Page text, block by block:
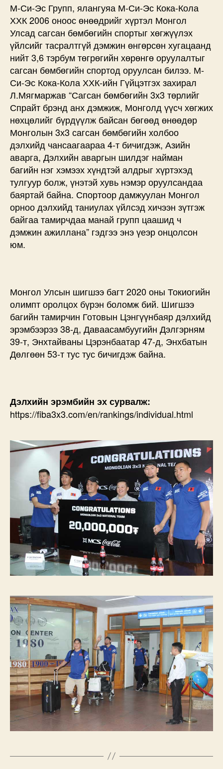
М-Си-Эс Групп, ялангуяа М-Си-Эс Кока-Кола
ХХК 2006 оноос өнөөдрийг хүртэл Монгол
Улсад сагсан бөмбөгийн спортыг хөгжүүлэх
үйлсийг тасралтгүй дэмжин өнгөрсөн хугацаанд
нийт 3,6 тэрбум төгрөгийн хөрөнгө оруулалтыг
сагсан бөмбөгийн спортод оруулсан билээ. М-
Си-Эс Кока-Кола ХХК-ийн Гүйцэтгэх захирал
Л.Мягмаржав “Сагсан бөмбөгийн 3х3 төрлийг
Спрайт брэнд анх дэмжиж, Монголд үүсч хөгжих
нөхцөлийг бүрдүүлж байсан бөгөөд өнөөдөр
Монголын 3х3 сагсан бөмбөгийн холбоо
дэлхийд чансаагаараа 4-т бичигдэж, Азийн
аварга, Дэлхийн аваргын шилдэг найман
багийн нэг хэмээх хүндтэй алдрыг хүртэхэд
тулгуур болж, үнэтэй хувь нэмэр оруулсандаа
баяртай байна. Спортоор дамжуулан Монгол
орноо дэлхийд таниулах үйлсэд хичээн зүтгэж
байгаа тамирчдаа манай групп цаашид ч
дэмжин ажиллана” гэдгээ энэ үеэр онцолсон
юм.
Монгол Улсын шигшээ багт 2020 оны Токиогийн
олимпт оролцох бүрэн боломж бий. Шигшээ
багийн тамирчин Готовын Цэнгүүнбаяр дэлхийд
эрэмбээрээ 38-д, Даваасамбуугийн Дэлгэрням
39-т, Энхтайваны Цэрэнбаатар 47-д, Энхбатын
Дөлгөөн 53-т тус тус бичигдэж байна.
Дэлхийн эрэмбийн эх сурвалж:
https://fiba3x3.com/en/rankings/individual.html